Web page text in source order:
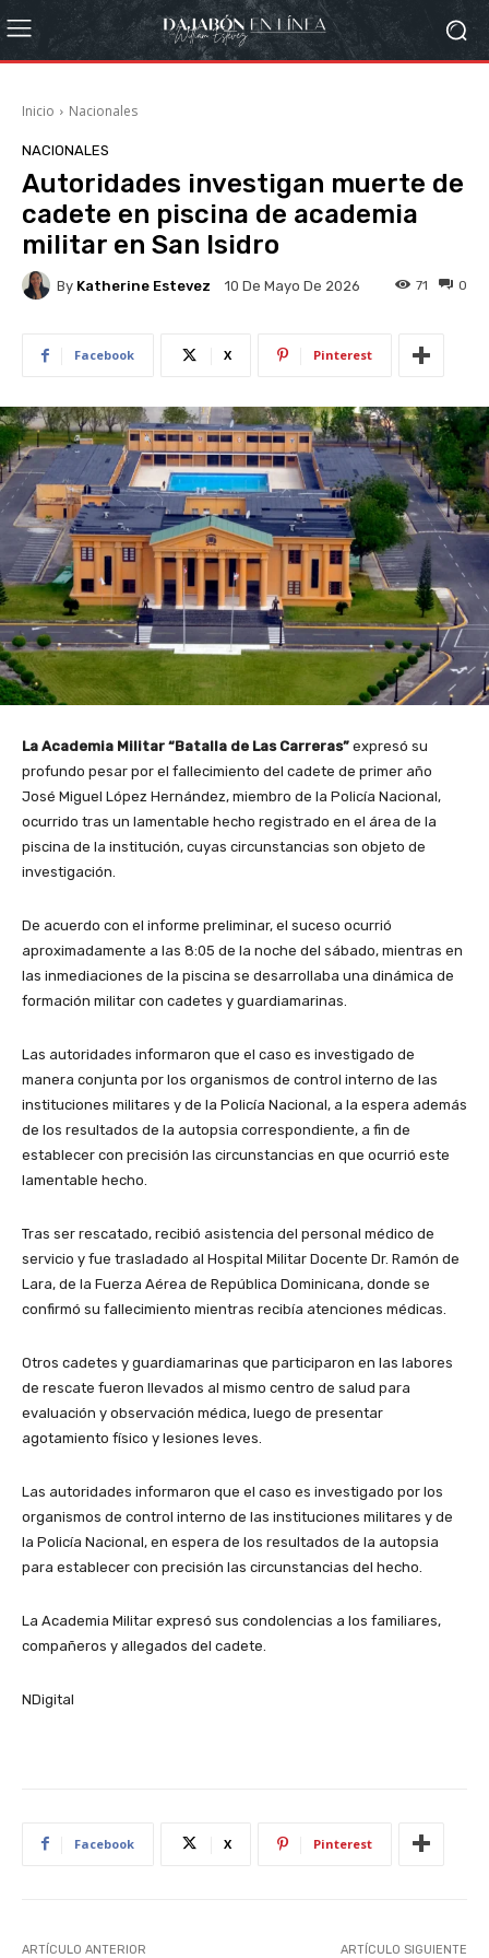
Inicio Nacionales
NACIONALES
Autoridades investigan muerte de
cadete en piscina de academia
militar en San Isidro
By Katherine Estevez 10 De Mayo De 2026 0
71
Facebook X Pinterest
La Academia Militar “Batalla de Las Carreras” expresó su
profundo pesar por el fallecimiento del cadete de primer año
José Miguel López Hernández, miembro de la Policía Nacional,
ocurrido tras un lamentable hecho registrado en el área de la
piscina de la institución, cuyas circunstancias son objeto de
investigación.
De acuerdo con el informe preliminar, el suceso ocurrió
aproximadamente a las 8:05 de la noche del sábado, mientras en
las inmediaciones de la piscina se desarrollaba una dinámica de
formación militar con cadetes y guardiamarinas.
Las autoridades informaron que el caso es investigado de
manera conjunta por los organismos de control interno de las
instituciones militares y de la Policía Nacional, a la espera además
de los resultados de la autopsia correspondiente, a fin de
establecer con precisión las circunstancias en que ocurrió este
lamentable hecho.
Tras ser rescatado, recibió asistencia del personal médico de
servicio y fue trasladado al Hospital Militar Docente Dr. Ramón de
Lara, de la Fuerza Aérea de República Dominicana, donde se
confirmó su fallecimiento mientras recibía atenciones médicas.
Otros cadetes y guardiamarinas que participaron en las labores
de rescate fueron llevados al mismo centro de salud para
evaluación y observación médica, luego de presentar
agotamiento físico y lesiones leves.
Las autoridades informaron que el caso es investigado por los
organismos de control interno de las instituciones militares y de
la Policía Nacional, en espera de los resultados de la autopsia
para establecer con precisión las circunstancias del hecho.
La Academia Militar expresó sus condolencias a los familiares,
compañeros y allegados del cadete.
NDigital
Facebook X Pinterest
ARTÍCULO ANTERIOR ARTÍCULO SIGUIENTE